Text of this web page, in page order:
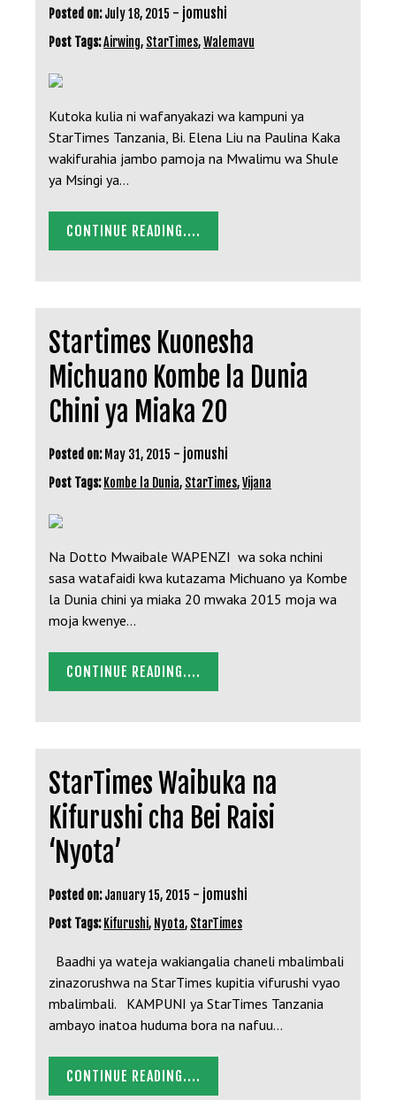
Posted on: July 18, 2015 - jomushi
Post Tags:Airwing, StarTimes,Walemavu
Kutoka kulia ni wafanyakazi wa kampuni ya
StarTimes Tanzania, Bi. Elena Liu na Paulina Kaka
wakifurahia jambo pamoja na Mwalimu wa Shule
ya Msingi ya…
CONTINUE READING....
Startimes Kuonesha
Michuano Kombe la Dunia
Chini ya Miaka 20
Posted on: May 31, 2015 - jomushi
Post Tags: Kombe la Dunia, StarTimes,Vijana
Na Dotto Mwaibale WAPENZI wa soka nchini
sasa watafaidi kwa kutazama Michuano ya Kombe
la Dunia chini ya miaka 20 mwaka 2015 moja wa
moja kwenye…
CONTINUE READING....
StarTimes Waibuka na
Kifurushi cha Bei Raisi
‘Nyota’
Posted on: January 15, 2015 - jomushi
Post Tags: Kifurushi, Nyota, StarTimes
Baadhi ya wateja wakiangalia chaneli mbalimbali
zinazorushwa na StarTimes kupitia vifurushi vyao
mbalimbali. KAMPUNI ya StarTimes Tanzania
ambayo inatoa huduma bora na nafuu…
CONTINUE READING....